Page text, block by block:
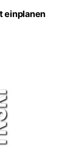
einplanen